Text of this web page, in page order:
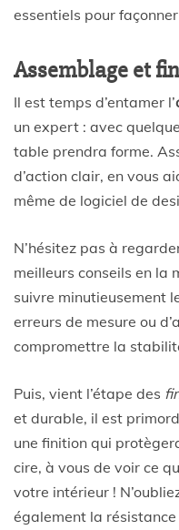
essentiels pour
Assemblage et
Il est temps d’entamer l’
un expert : avec
table prendra forme.
d’action clair, en vous
même de logiciel de
N’hésitez pas à
meilleurs conseils en la
suivre minutieusement
erreurs de mesure ou
compromettre la
Puis, vient l’étape des
et durable, il est
une finition qui
cire, à vous de voir ce
votre intérieur !
également la